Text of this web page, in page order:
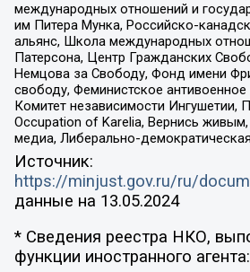
международных отношений и
им Питера Мунка, Российско-
альянс, Школа международных
Патерсона, Центр Гражданских
Немцова за Свободу, Фонд имени
свободу, Феминистское антивоенное
Комитет независимости Ингушетии,
Occupation of Karelia, Вернись
медиа, Либерально-
Источник:
https://minjust.gov.ru/ru/
данные на 13.05.2024
* Сведения реестра НКО,
функции иностранного агента: